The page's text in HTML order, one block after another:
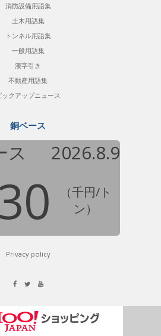
消防設備用語集
土木用語集
トンネル用語集
一般用語集
漢字引き
不動産用語集
ックアップニュース
銅ベース
ス 2026.8.9
（千円/ト
ン）
Privacy policy